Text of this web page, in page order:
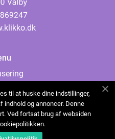
oss
til at huske dine indstillinger,
og annoncer. Denne
Ved fortsat brug af websiden